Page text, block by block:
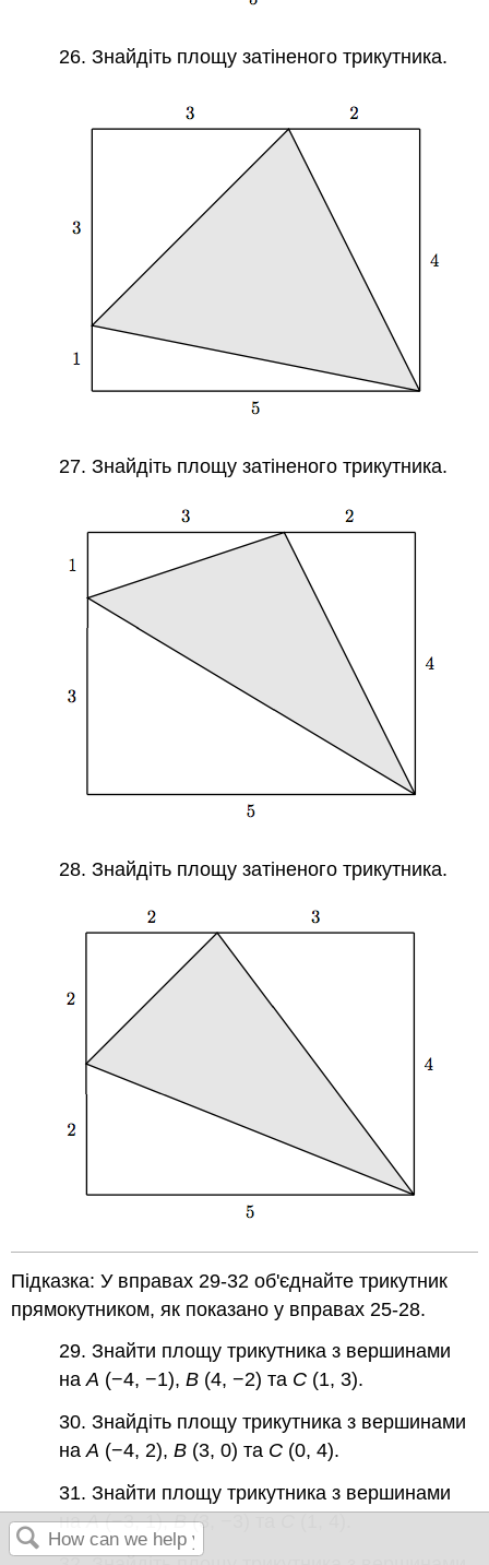
26. Знайдіть площу затіненого трикутника.
27. Знайдіть площу затіненого трикутника.
28. Знайдіть площу затіненого трикутника.
Підказка: У вправах 29-32 об'єднайте трикутник
прямокутником, як показано у вправах 25-28.
29. Знайти площу трикутника з вершинами
наA (−4, −1),B (4, −2) та C (1, 3).
30. Знайдіть площу трикутника з вершинами
наA (−4, 2),B (3, 0) та C (0, 4).
31. Знайти площу трикутника з вершинами
наA(−3, 1),B(3, −3) та